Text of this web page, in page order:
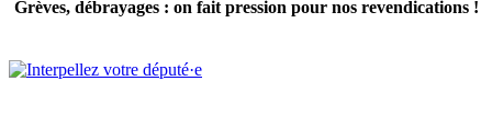
Grèves, débrayages : on fait pression pour nos revendications !